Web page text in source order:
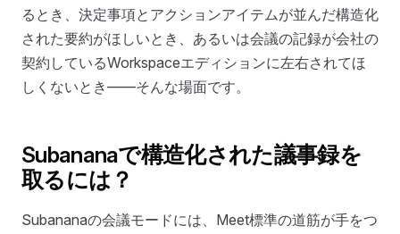
るとき、決定事項とアクションアイテムが並んだ構造化
された要約がほしいとき、あるいは会議の記録が会社の
契約しているWorkspaceエディションに左右されてほ
しくないとき——そんな場面です。
Subananaで構造化された議事録を
取るには？
Subananaの会議モードには、Meet標準の道筋が手をつ